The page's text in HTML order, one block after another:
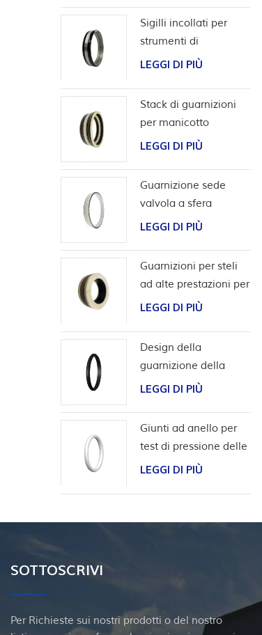
Sigilli incollati per
strumenti di
completamento
LEGGI DI PIÙ
Stack di guarnizioni
per manicotto
scorrevole per utensili
LEGGI DI PIÙ
Guarnizione sede
valvola a sfera
bidirezionale ad alta
LEGGI DI PIÙ
Guarnizioni per steli
ad alte prestazioni per
applicazioni con
LEGGI DI PIÙ
Design della
guarnizione della
scanalatura a coda di
LEGGI DI PIÙ
Giunti ad anello per
test di pressione delle
valvole
LEGGI DI PIÙ
SOTTOSCRIVI
Per Richieste sui nostri prodotti o del nostro